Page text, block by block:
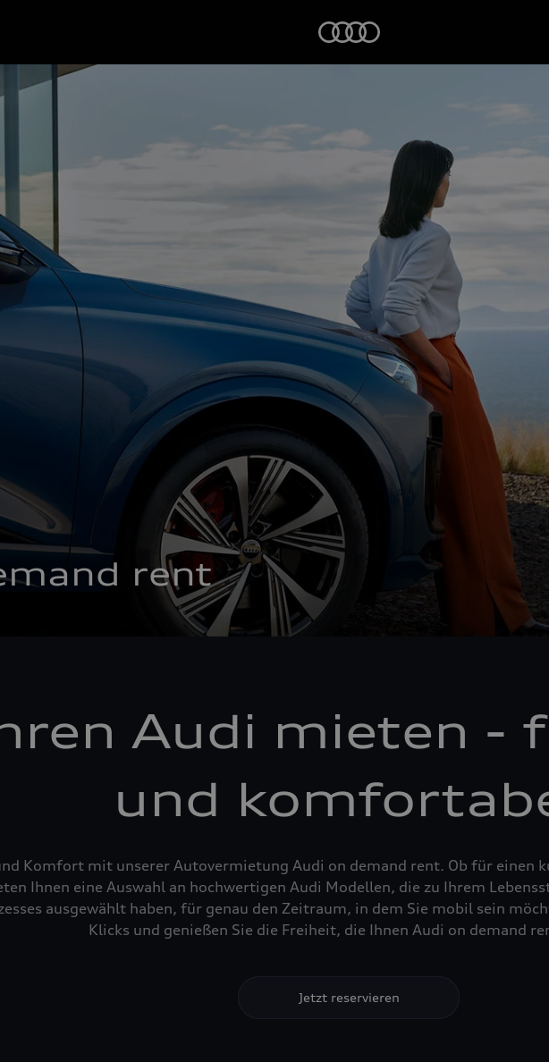
rent
Audi mieten -
und
Komfort mit unserer Autovermietung Audi on demand rent. Ob für einen
Ihnen eine Auswahl an hochwertigen Audi Modellen, die zu Ihrem
ausgewählt haben, für genau den Zeitraum, in dem Sie mobil sein
Klicks und genießen Sie die Freiheit, die Ihnen Audi on demand
Jetzt reservieren